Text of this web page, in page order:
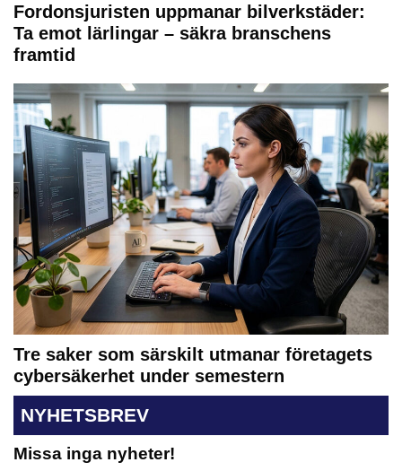
Fordonsjuristen uppmanar bilverkstäder:
Ta emot lärlingar – säkra branschens
framtid
Tre saker som särskilt utmanar företagets
cybersäkerhet under semestern
NYHETSBREV
Missa inga nyheter!